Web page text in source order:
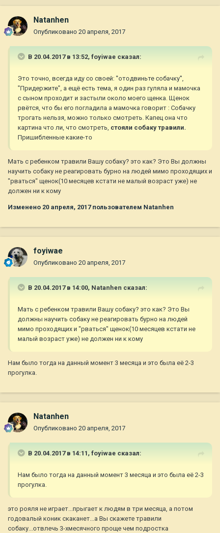
Natanhen
Опубликовано 20 апреля, 2017
В 20.04.2017 в 13:52, foyiwae сказал:
Это точно, всегда иду со своей: ''отодвиньте собачку'',
"Придержите", а ещё есть тема, я один раз гуляла и мамочка
с сыном проходит и застыли около моего щенка. Щенок
рвётся, что бы его погладила а мамочка говорит : Собачку
трогать нельзя, можно только смотреть. Капец она что
картина что ли, что смотреть, стояли собаку травили.
Пришибленные какие-то
Мать с ребенком травили Вашу собаку? это как? Это Вы должны
научить собаку не реагировать бурно на людей мимо проходящих и
"рваться" щенок(10 месяцев кстати не малый возраст уже) не
должен ни к кому
Изменено 20 апреля, 2017пользователем Natanhen
foyiwae
Опубликовано 20 апреля, 2017
В 20.04.2017 в 14:00, Natanhen сказал:
Мать с ребенком травили Вашу собаку? это как? Это Вы
должны научить собаку не реагировать бурно на людей
мимо проходящих и "рваться" щенок(10 месяцев кстати не
малый возраст уже) не должен ни к кому
Нам было тогда на данный момент 3 месяца и это была её 2-3
прогулка.
Natanhen
Опубликовано 20 апреля, 2017
В 20.04.2017 в 14:11, foyiwae сказал:
Нам было тогда на данный момент 3 месяца и это была её 2-3
прогулка.
это рояля не играет...прыгает к людям в три месяца, а потом
годовалый коник скаканет...а Вы скажете травили
собаку...отвлечь 3-хмесячного проще чем подростка